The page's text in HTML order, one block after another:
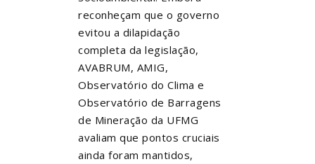
reconheçam que o governo
evitou a dilapidação
completa da legislação,
AVABRUM, AMIG,
Observatório do Clima e
Observatório de Barragens
de Mineração da UFMG
avaliam que pontos cruciais
ainda foram mantidos,